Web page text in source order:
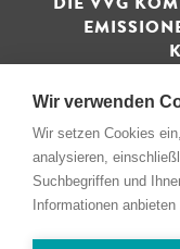
© 1993 - 2026
Wir verwenden
Wir setzen Cookies
analysieren,
Suchbegriffen und
Informationen